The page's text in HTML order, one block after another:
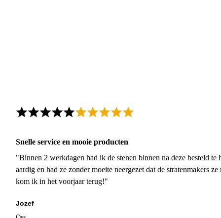
Snelle service en mooie producten
"Binnen 2 werkdagen had ik de stenen binnen na deze besteld
aardig en had ze zonder moeite neergezet dat de stratenmakers
kom ik in het voorjaar terug!"
Jozef